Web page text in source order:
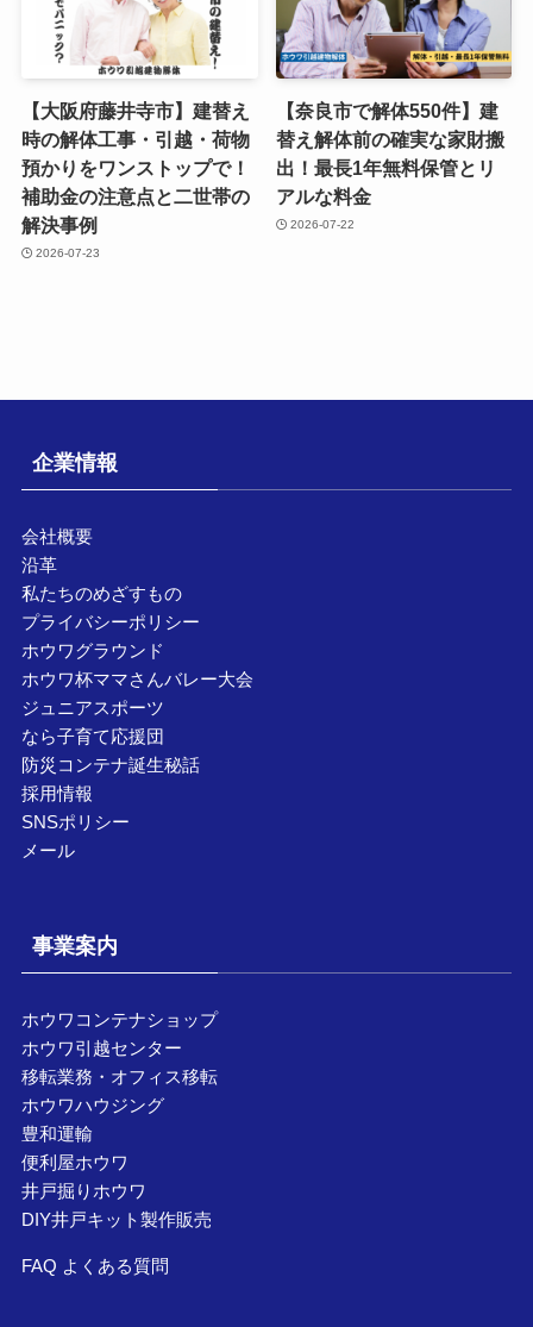
【大阪府藤井寺市】建替え
時の解体工事・引越・荷物
預かりをワンストップで！
補助金の注意点と二世帯の
解決事例
2026-07-23
【奈良市で解体550件】建
替え解体前の確実な家財搬
出！最長1年無料保管とリ
アルな料金
2026-07-22
企業情報
会社概要
沿革
私たちのめざすもの
プライバシーポリシー
ホウワグラウンド
ホウワ杯ママさんバレー大会
ジュニアスポーツ
なら子育て応援団
防災コンテナ誕生秘話
採用情報
SNSポリシー
メール
事業案内
ホウワコンテナショップ
ホウワ引越センター
移転業務・オフィス移転
ホウワハウジング
豊和運輸
便利屋ホウワ
井戸掘りホウワ
DIY井戸キット製作販売
FAQ よくある質問